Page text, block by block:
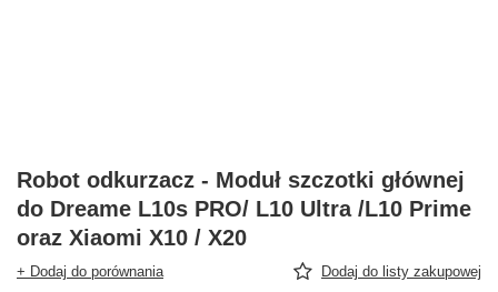
Robot odkurzacz - Moduł szczotki głównej
do Dreame L10s PRO/ L10 Ultra /L10 Prime
oraz Xiaomi X10 / X20
+ Dodaj do porównania Dodaj do listy zakupowej